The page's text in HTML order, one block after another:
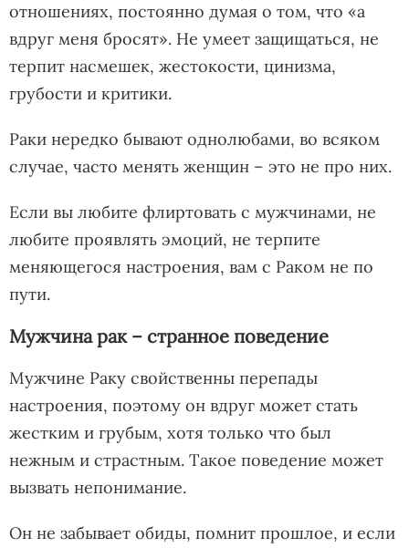
отношениях, постоянно думая о том, что «а
вдруг меня бросят». Не умеет защищаться, не
терпит насмешек, жестокости, цинизма,
грубости и критики.
Раки нередко бывают однолюбами, во всяком
случае, часто менять женщин – это не про них.
Если вы любите флиртовать с мужчинами, не
любите проявлять эмоций, не терпите
меняющегося настроения, вам с Раком не по
пути.
Мужчина рак – странное поведение
Мужчине Раку свойственны перепады
настроения, поэтому он вдруг может стать
жестким и грубым, хотя только что был
нежным и страстным. Такое поведение может
вызвать непонимание.
Он не забывает обиды, помнит прошлое, и если